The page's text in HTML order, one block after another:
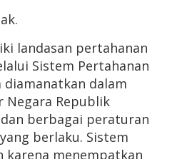
landasan pertahanan
Sistem Pertahanan
diamanatkan dalam
Negara Republik
berbagai peraturan
berlaku. Sistem
menempatkan